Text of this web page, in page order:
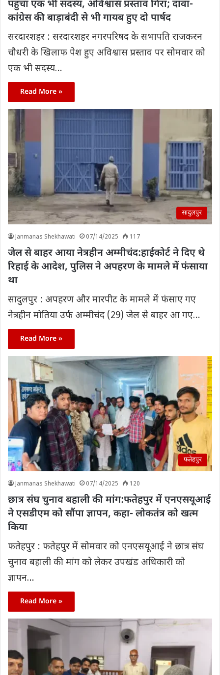
पहुंचा एक भी सदस्य, अविश्वास प्रस्ताव गिरा; दावा-
कांग्रेस की बाड़ाबंदी से भी गायब हुए दो पार्षद
सरदारशहर : सरदारशहर नगरपरिषद के सभापति राजकरन
चौधरी के खिलाफ पेश हुए अविश्वास प्रस्ताव पर सोमवार को
एक भी सदस्य…
Read More »
सादुलपुर
Janmanas Shekhawati 07/14/2025 117
जेल से बाहर आया नेत्रहीन अम्मीचंद:हाईकोर्ट ने दिए थे
रिहाई के आदेश, पुलिस ने अपहरण के मामले में फंसाया
था
सादुलपुर : अपहरण और मारपीट के मामले में फंसाए गए
नेत्रहीन मोतिया उर्फ अम्मीचंद (29) जेल से बाहर आ गए…
Read More »
फतेहपुर
Janmanas Shekhawati 07/14/2025 120
छात्र संघ चुनाव बहाली की मांग:फतेहपुर में एनएसयूआई
ने एसडीएम को सौंपा ज्ञापन, कहा- लोकतंत्र को खत्म
किया
फतेहपुर : फतेहपुर में सोमवार को एनएसयूआई ने छात्र संघ
चुनाव बहाली की मांग को लेकर उपखंड अधिकारी को
ज्ञापन…
Read More »